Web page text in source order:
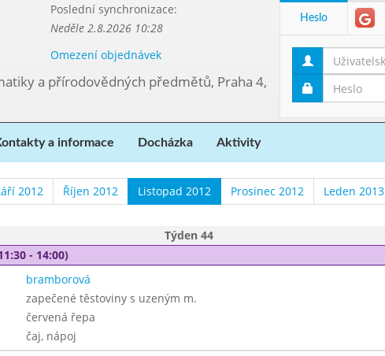
Poslední synchronizace:
Neděle 2.8.2026 10:28
Omezení objednávek
a přírodovědných předmětů, Praha 4,
Heslo
a informace Docházka Aktivity
2012 Říjen 2012 Listopad 2012 Prosinec 2012 Leden 2013
Týden 44
- 14:00)
bramborová
zapečené těstoviny s uzeným m.
červená řepa
čaj, nápoj